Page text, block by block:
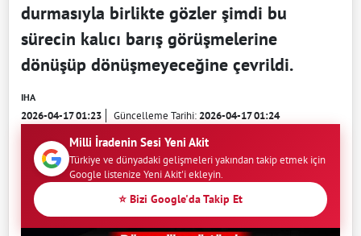
durmasıyla birlikte gözler şimdi bu
sürecin kalıcı barış görüşmelerine
dönüşüp dönüşmeyeceğine çevrildi.
IHA
2026-04-17 01:23 Güncelleme Tarihi:2026-04-17 01:24
Milli İradenin Sesi Yeni Akit
Türkiye ve dünyadaki gelişmeleri yakından takip etmek için
Google listenize Yeni Akit'i ekleyin.
⭐ Bizi Google'da Takip Et